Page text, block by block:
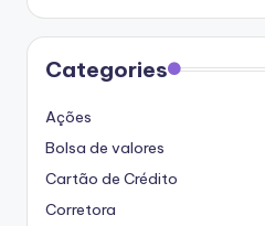
Categories
Ações
Bolsa de valores
Cartão de Crédito
Corretora